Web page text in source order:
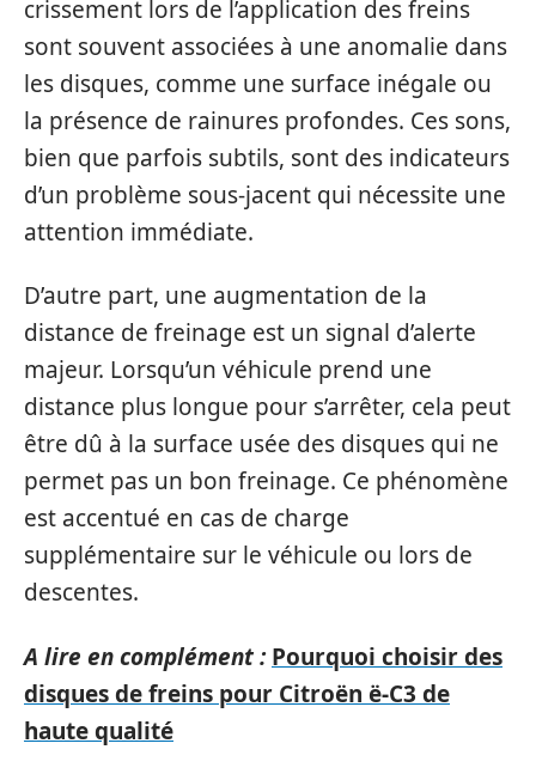
crissement lors de l’application des freins
sont souvent associées à une anomalie dans
les disques, comme une surface inégale ou
la présence de rainures profondes. Ces sons,
bien que parfois subtils, sont des indicateurs
d’un problème sous-jacent qui nécessite une
attention immédiate.
D’autre part, une augmentation de la
distance de freinage est un signal d’alerte
majeur. Lorsqu’un véhicule prend une
distance plus longue pour s’arrêter, cela peut
être dû à la surface usée des disques qui ne
permet pas un bon freinage. Ce phénomène
est accentué en cas de charge
supplémentaire sur le véhicule ou lors de
descentes.
A lire en complément : Pourquoi choisir des
disques de freins pour Citroën ë-C3 de
haute qualité